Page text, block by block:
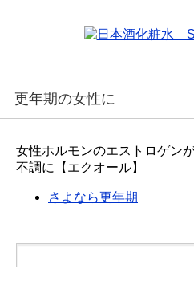
更年期の女性に
女性ホルモンのエストロゲン
不調に【エクオール】
さよなら更年期